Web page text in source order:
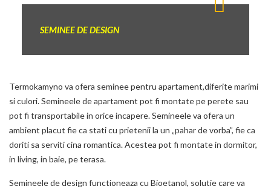
SEMINEEDE DESIGN
Termokamyno va ofera seminee pentru apartament,diferite marimi
si culori. Semineele de apartament pot fi montate pe perete sau
pot fi transportabile in orice incapere. Semineele va ofera un
ambient placut fie ca stati cu prietenii la un „pahar de vorba”, fie ca
doriti sa serviti cina romantica. Acestea pot fi montate in dormitor,
in living, in baie, pe terasa.
Semineele de design functioneaza cu Bioetanol, solutie care va